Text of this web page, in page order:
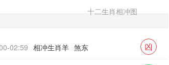
十二生肖相冲图
02:59 相冲生肖羊 煞东 凶